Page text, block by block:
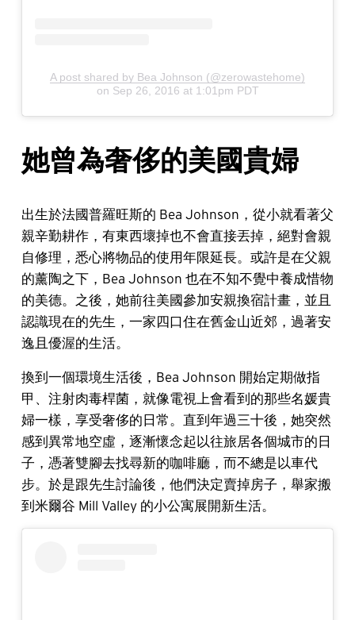
A post shared by Bea Johnson (@zerowastehome)
on Sep 26, 2016 at 1:01pm PDT
她曾為奢侈的美國貴婦
出生於法國普羅旺斯的 Bea Johnson，從小就看著父
親辛勤耕作，有東西壞掉也不會直接丟掉，絕對會親
自修理，悉心將物品的使用年限延長。或許是在父親
的薰陶之下，Bea Johnson 也在不知不覺中養成惜物
的美德。之後，她前往美國參加安親換宿計畫，並且
認識現在的先生，一家四口住在舊金山近郊，過著安
逸且優渥的生活。
換到一個環境生活後，Bea Johnson 開始定期做指
甲、注射肉毒桿菌，就像電視上會看到的那些名媛貴
婦一樣，享受奢侈的日常。直到年過三十後，她突然
感到異常地空虛，逐漸懷念起以往旅居各個城市的日
子，憑著雙腳去找尋新的咖啡廳，而不總是以車代
步。於是跟先生討論後，他們決定賣掉房子，舉家搬
到米爾谷 Mill Valley 的小公寓展開新生活。